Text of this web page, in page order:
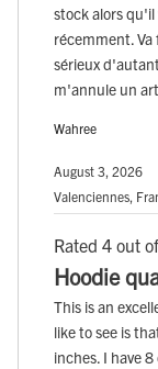
stock alors
récemment.
sérieux
m'annule un
Wahree
August 3, 2026
Valenciennes,
Rated 4 out
Hoodie
This is an
like to see is
inches. I have